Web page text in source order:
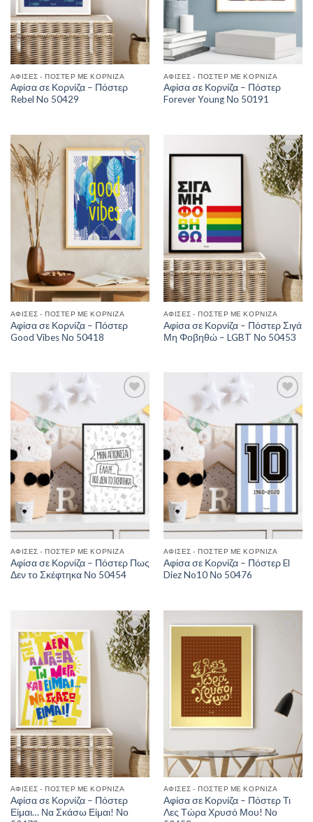
ΑΦΊΣΕΣ - ΠΌΣΤΕΡ ΜΕ ΚΟΡΝΊΖΑ
Αφίσα σε Κορνίζα – Πόστερ
Rebel No 50429
ΑΦΊΣΕΣ - ΠΌΣΤΕΡ ΜΕ ΚΟΡΝΊΖΑ
Αφίσα σε Κορνίζα – Πόστερ
Forever Young Νο 50191
Add to
Wishlist
ΑΦΊΣΕΣ - ΠΌΣΤΕΡ ΜΕ ΚΟΡΝΊΖΑ
Αφίσα σε Κορνίζα – Πόστερ
Good Vibes Νο 50418
Add to
Wishlist
ΑΦΊΣΕΣ - ΠΌΣΤΕΡ ΜΕ ΚΟΡΝΊΖΑ
Αφίσα σε Κορνίζα – Πόστερ Σιγά
Μη Φοβηθώ – LGBT Νο 50453
Wishlist
ΑΦΊΣΕΣ - ΠΌΣΤΕΡ ΜΕ ΚΟΡΝΊΖΑ
Αφίσα σε Κορνίζα – Πόστερ Πως
Δεν το Σκέφτηκα Νο 50454
Wishlist
ΑΦΊΣΕΣ - ΠΌΣΤΕΡ ΜΕ ΚΟΡΝΊΖΑ
Αφίσα σε Κορνίζα – Πόστερ El
Diez No10 Νο 50476
Add to
Wishlist
ΑΦΊΣΕΣ - ΠΌΣΤΕΡ ΜΕ ΚΟΡΝΊΖΑ
Αφίσα σε Κορνίζα – Πόστερ
Είμαι… Να Σκάσω Είμαι! Νο
ΑΦΊΣΕΣ - ΠΌΣΤΕΡ ΜΕ ΚΟΡΝΊΖΑ
Αφίσα σε Κορνίζα – Πόστερ Τι
Λες Τώρα Χρυσό Μου! Νο